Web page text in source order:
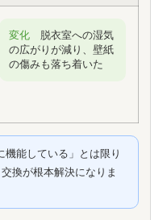
変化 脱衣室への湿気
の広がりが減り、壁紙
の傷みも落ち着いた
能している」とは限り
換が根本解決になりま